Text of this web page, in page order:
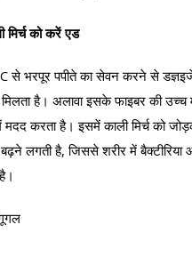
मिर्च को करें एड
C से भरपूर पपीते का सेवन करने से
है। अलावा इसके फाइबर की उच्च
करता है। इसमें काली मिर्च को
लगती है, जिससे शरीर में बैक्टीरिया